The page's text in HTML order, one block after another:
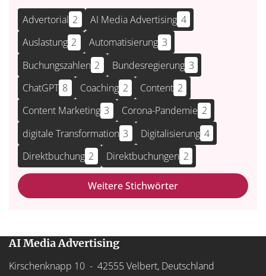
Advertorial 2 AI Media Advertising 4
Auslastung 2 Automatisierung 3
Buchungszahlen 2 Bundesregierung 3
ChatGPT 8 Coaching 2 Content 2
Content Marketing 3 Corona-Pandemie 2
digitale Transformation 3 Digitalisierung 4
Direktbuchung 2 Direktbuchungen 2
Weitere Stichwörter
AI Media Advertising
Kirschenknapp 10 - 42555 Velbert, Deutschland